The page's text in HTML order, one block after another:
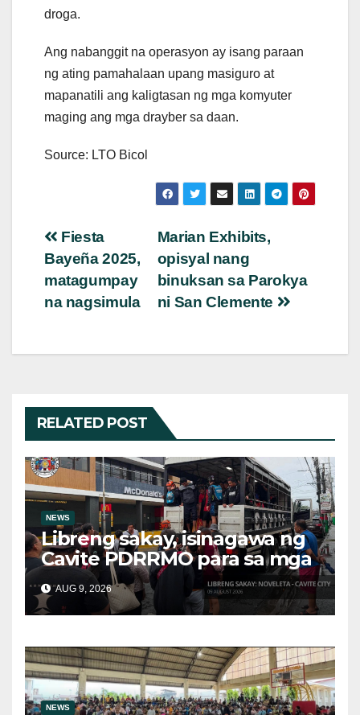
droga.
Ang nabanggit na operasyon ay isang paraan
ng ating pamahalaan upang masiguro at
mapanatili ang kaligtasan ng mga komyuter
maging ang mga drayber sa daan.
Source: LTO Bicol
Post
navigation
Marian Exhibits,
opisyal nang
binuksan sa Parokya
ni San Clemente
Fiesta
Bayeña 2025,
matagumpay
na nagsimula
RELATED POST
NEWS
Libreng sakay, isinagawa ng
Cavite PDRRMO para sa mga
stranded na commuter
AUG 9, 2026
NEWS